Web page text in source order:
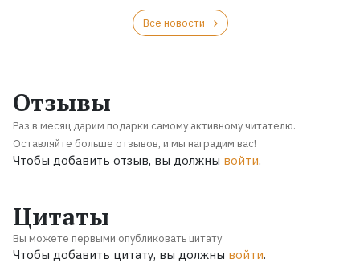
Все новости
Отзывы
Раз в месяц дарим подарки самому активному читателю.
Оставляйте больше отзывов, и мы наградим вас!
Чтобы добавить отзыв, вы должны войти.
Цитаты
Вы можете первыми опубликовать цитату
Чтобы добавить цитату, вы должны войти.